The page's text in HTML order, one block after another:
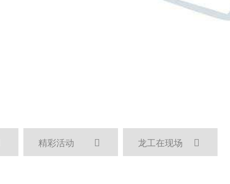
精彩活动  龙工在现场 